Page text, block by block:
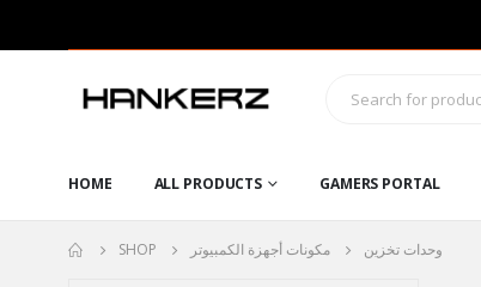
HOME ALL PRODUCTS GAMERS PORTAL
SHOP مكونات أجهزة الكمبيوتر وحدات تخزين